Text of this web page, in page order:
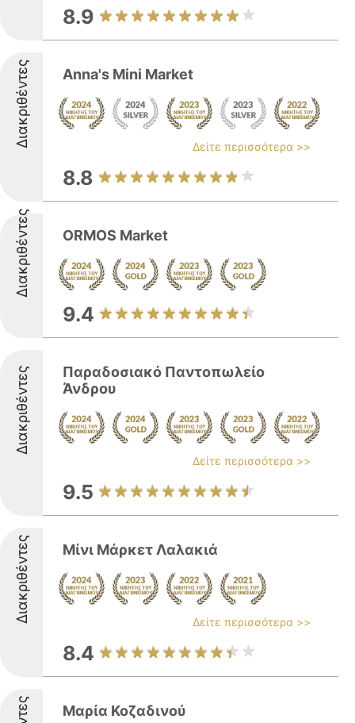
8.9
Διακριθέντες Anna's Mini Market
Δείτε περισσότερα >>
8.8
Διακριθέντες ORMOS Market
9.4
Διακριθέντες
Παραδοσιακό Παντοπωλείο
Άνδρου
Δείτε περισσότερα >>
9.5
Διακριθέντες Μίνι Μάρκετ Λαλακιά
Δείτε περισσότερα >>
8.4
Μαρία Κοζαδινού